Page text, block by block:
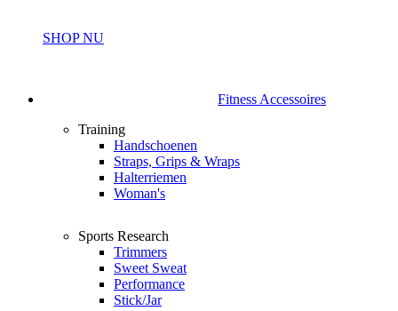
SHOP NU
Fitness Accessoires
Training
Handschoenen
Straps, Grips & Wraps
Halterriemen
Woman's
Sports Research
Trimmers
Sweet Sweat
Performance
Stick/Jar